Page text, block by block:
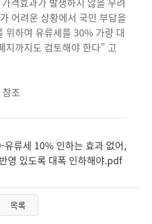
어려운 상황에서 국민 부담을
위하여 유류세를 30% 가량 대
지까지도 검토해야 한다” 고
조
류세 10% 인하는 효과 없어,
영 있도록 대폭 인하해야.pdf
목록